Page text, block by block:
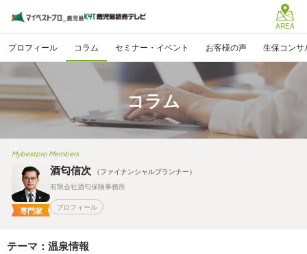
AREA
プロフィール コラム セミナー・イベント お客様の声 生保コンサ
コラム
Mybestpro Members
専門家
酒匂信次
（ファイナンシャルプランナー）
有限会社酒匂保険事務所
プロフィール
テーマ：温泉情報